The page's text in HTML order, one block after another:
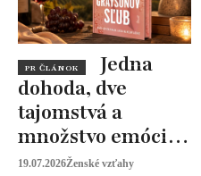
PR ČLÁNOK
dohoda, dve
tajomstvá a
množstvo emócií.
Mia Sheridan a
19.07.2026Ženské vzťahy